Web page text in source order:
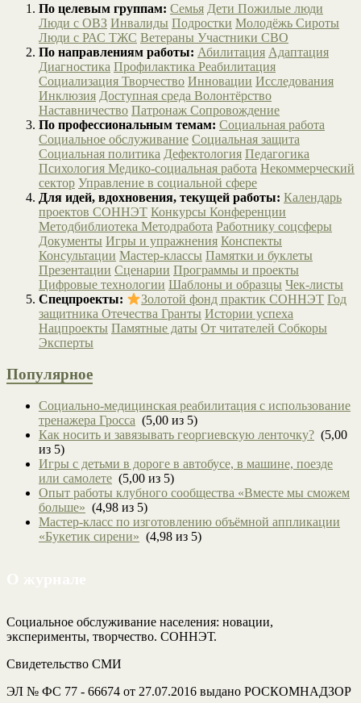
По целевым группам: Семья Дети Пожилые люди
Люди с ОВЗ Инвалиды Подростки Молодёжь Сироты
Люди с РАС ТЖС Ветераны Участники СВО
По направлениям работы: Абилитация Адаптация
Диагностика Профилактика Реабилитация
Социализация Творчество Инновации Исследования
Инклюзия Доступная среда Волонтёрство
Наставничество Патронаж Сопровождение
По профессиональным темам: Социальная работа
Социальное обслуживание Социальная защита
Социальная политика Дефектология Педагогика
Психология Медико-социальная работа Некоммерческий
сектор Управление в социальной сфере
Для идей, вдохновения, текущей работы: Календарь
проектов СОННЭТ Конкурсы Конференции
Методбиблиотека Методработа Работнику соцсферы
Документы Игры и упражнения Конспекты
Консультации Мастер-классы Памятки и буклеты
Презентации Сценарии Программы и проекты
Цифровые технологии Шаблоны и образцы Чек-листы
Спецпроекты:
Золотой фонд практик СОННЭТ Год
защитника Отечества Гранты Истории успеха
Нацпроекты Памятные даты От читателей Собкоры
Эксперты
Популярное
Социально-медицинская реабилитация с использование
тренажера Гросса (5,00 из 5)
Как носить и завязывать георгиевскую ленточку? (5,00
из 5)
Игры с детьми в дороге в автобусе, в машине, поезде
или самолете (5,00 из 5)
Опыт работы клубного сообщества «Вместе мы сможем
больше» (4,98 из 5)
Мастер-класс по изготовлению объёмной аппликации
«Букетик сирени» (4,98 из 5)
Социальное обслуживание населения: новации,
эксперименты, творчество. СОННЭТ.
Свидетельство СМИ
ЭЛ № ФС 77 - 66674 от 27.07.2016 выдано РОСКОМНАДЗОР